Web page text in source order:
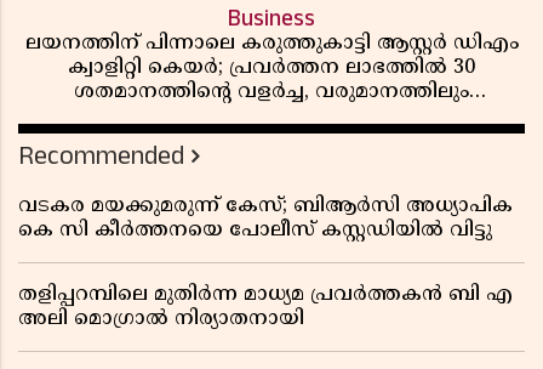
Business
ലയനത്തിന് പിന്നാലെ കരുത്തുകാട്ടി ആസ്റ്റർ ഡിഎം
ക്വാളിറ്റി കെയർ; പ്രവർത്തന ലാഭത്തിൽ 30
ശതമാനത്തിൻ്റെ വളർച്ച, വരുമാനത്തിലും
റിപ്പോർട്ട് പുറത്ത്
Recommended
വടകര മയക്കുമരുന്ന് കേസ്; ബിആർസി അധ്യാപിക
കെ സി കീർത്തനയെ പോലീസ് കസ്റ്റഡിയിൽ വിട്ടു
തളിപ്പറമ്പിലെ മുതിർന്ന മാധ്യമ പ്രവർത്തകൻ ബി എ
അലി മൊഗ്രാൽ നിര്യാതനായി